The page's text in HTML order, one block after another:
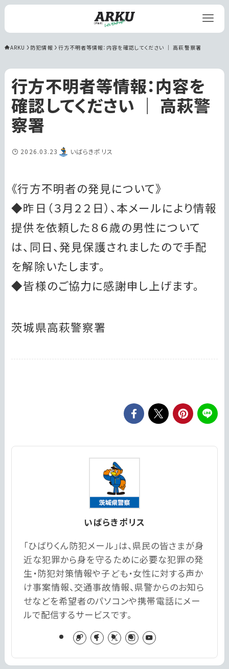
ARKU 防犯情報 行方不明者等情報：内容を確認してください ｜ 高萩警察署
行方不明者等情報：内容を
確認してください ｜ 高萩警
察署
2026.03.23 いばらきポリス
《行方不明者の発見について》
◆昨日（３月２２日）、本メールにより情報
提供を依頼した８６歳の男性について
は、同日、発見保護されましたので手配
を解除いたします。
◆皆様のご協力に感謝申し上げます。
茨城県高萩警察署
いばらきポリス
「ひばりくん防犯メール」は、県民の皆さまが身
近な犯罪から身を守るために必要な犯罪の発
生・防犯対策情報や子ども・女性に対する声か
け事案情報、交通事故情報、県警からのお知ら
せなどを希望者のパソコンや携帯電話にメー
ルで配信するサービスです。